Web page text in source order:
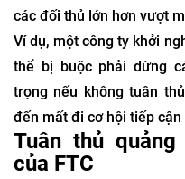
các đối thủ lớn hơn vượt
Ví dụ, một công ty khởi
thể bị buộc phải dừng
trọng nếu không tuân
đến mất đi cơ hội tiếp
Tuân thủ
của FTC